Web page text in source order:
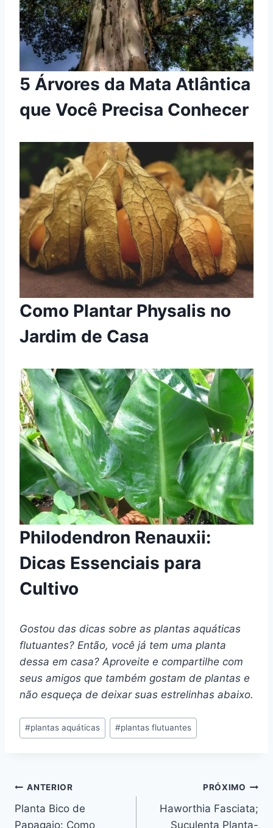
5 Árvores da Mata Atlântica
que Você Precisa Conhecer
Como Plantar Physalis no
Jardim de Casa
Philodendron Renauxii:
Dicas Essenciais para
Cultivo
Gostou das dicas sobre as plantas aquáticas
flutuantes? Então, você já tem uma planta
dessa em casa? Aproveite e compartilhe com
seus amigos que também gostam de plantas e
não esqueça de deixar suas estrelinhas abaixo.
Tags
do
#plantas aquáticas #plantas flutuantes
Navegação
de
ANTERIOR
Planta Bico de
Papagaio: Como
PRÓXIMO
Haworthia Fasciata;
Suculenta Planta-